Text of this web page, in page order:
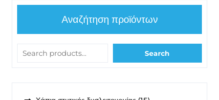
Αναζήτηση προϊόντων
Search